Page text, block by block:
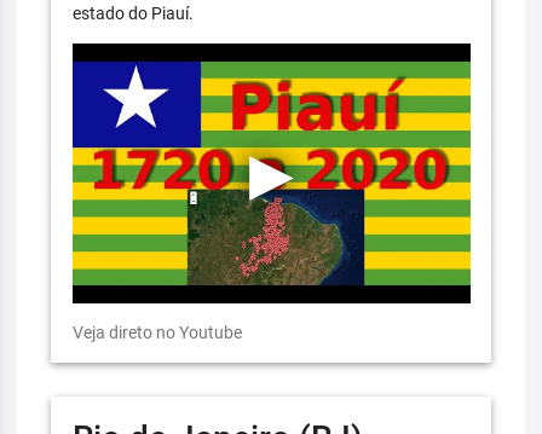
estado do Piauí.
Veja direto no Youtube